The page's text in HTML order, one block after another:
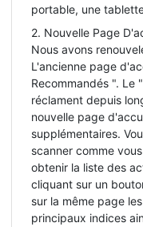
portable, une
2. Nouvelle Page
Nous avons
L'ancienne page
Recommandés ". Le
réclament depuis
nouvelle page
supplémentaires.
scanner comme
obtenir la liste des
cliquant sur un
sur la même page
principaux indices